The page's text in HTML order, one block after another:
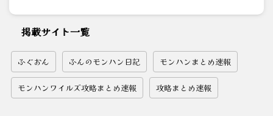
掲載サイト一覧
ふぐおん ふんのモンハン日記 モンハンまとめ速報
モンハンワイルズ攻略まとめ速報 攻略まとめ速報